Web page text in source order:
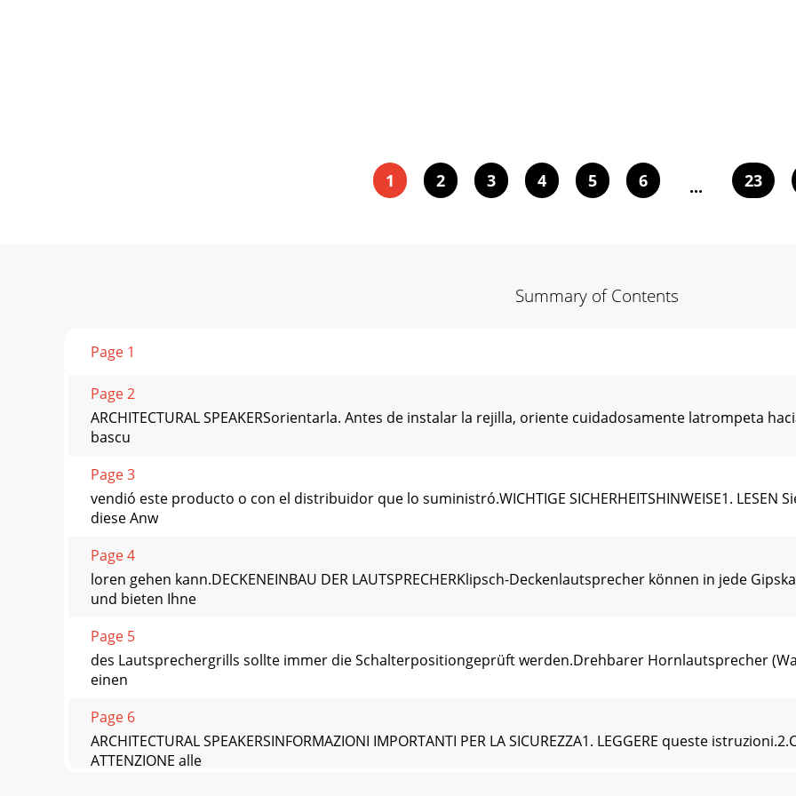
1 2 3 4 5 6 ... 23
Summary of Contents
Page 1
Page 2
ARCHITECTURAL SPEAKERSorientarla. Antes de instalar la rejilla, oriente cuidadosamente latrompeta
bascu
Page 3
vendió este producto o con el distribuidor que lo suministró.WICHTIGE SICHERHEITSHINWEISE1. LESEN
diese Anw
Page 4
loren gehen kann.DECKENEINBAU DER LAUTSPRECHERKlipsch-Deckenlautsprecher können in jede
und bieten Ihne
Page 5
des Lautsprechergrills sollte immer die Schalterpositiongeprüft werden.Drehbarer Hornlautsprecher
einen
Page 6
ARCHITECTURAL SPEAKERSINFORMAZIONI IMPORTANTI PER LA SICUREZZA1. LEGGERE queste
ATTENZIONE alle